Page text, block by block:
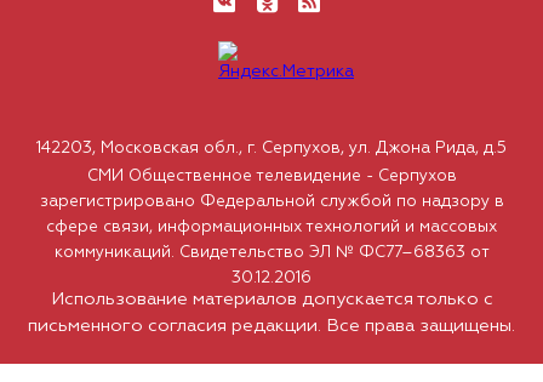
Использование материалов допускается только с
письменного согласия редакции. Все права защищены.
142203, Московская обл., г. Серпухов, ул. Джона Рида, д.5
СМИ Общественное телевидение - Серпухов
зарегистрировано Федеральной службой по надзору в
сфере связи, информационных технологий и массовых
коммуникаций. Свидетельство ЭЛ № ФС77–68363 от
30.12.2016